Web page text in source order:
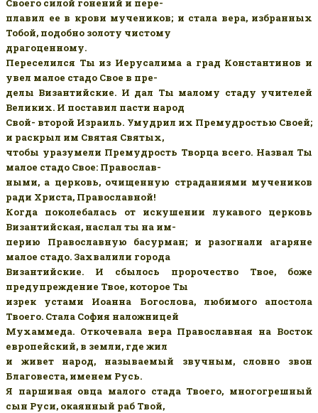
Своего силой гонений и пере-
плавил ее в крови мучеников; и стала вера, избранных
Тобой, подобно золоту чистому
драгоценному.
Переселился Ты из Иерусалима а град Константинов и
увел малое стадо Свое в пре-
делы Византийские. И дал Ты малому стаду учителей
Великих. И поставил пасти народ
Свой- второй Израиль. Умудрил их Премудростью Своей;
и раскрыл им Святая Святых,
чтобы уразумели Премудрость Творца всего. Назвал Ты
малое стадо Свое: Православ-
ными, а церковь, очищенную страданиями мучеников
ради Христа, Православной!
Когда поколебалась от искушении лукавого церковь
Византийская, наслал ты на им-
перию Православную басурман; и разогнали агаряне
малое стадо. Захвалили города
Византийские. И сбылось пророчество Твое, боже
предупреждение Твое, которое Ты
изрек устами Иоанна Богослова, любимого апостола
Твоего. Стала София наложницей
Мухаммеда. Откочевала вера Православная на Восток
европейский, в земли, где жил
и живет народ, называемый звучным, словно звон
Благовеста, именем Русь.
Я паршивая овца малого стада Твоего, многогрешный
сын Руси, окаянный раб Твой,